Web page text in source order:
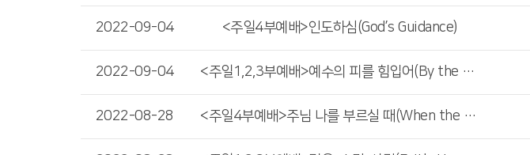
2022-09-04 <주일4부예배>인도하심(God’s Guidance)
2022-09-04 <주일1,2,3부예배>예수의 피를 힘입어(By the Blood of Jesus)
2022-08-28 <주일4부예배>주님 나를 부르실 때(When the Lord Calls Me)